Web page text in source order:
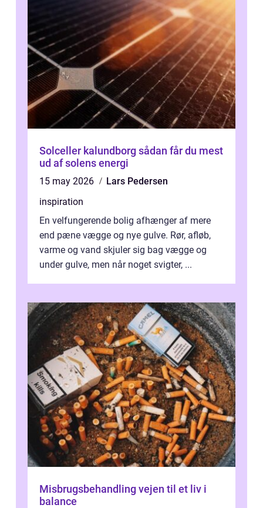
Solceller kalundborg sådan får du mest
ud af solens energi
15 may 2026
Lars Pedersen
inspiration
En velfungerende bolig afhænger af mere
end pæne vægge og nye gulve. Rør, afløb,
varme og vand skjuler sig bag vægge og
under gulve, men når noget svigter, ...
Misbrugsbehandling vejen til et liv i
balance